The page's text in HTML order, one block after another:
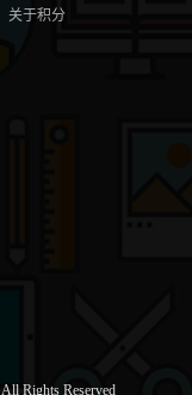
关于积分
All Rights Reserved